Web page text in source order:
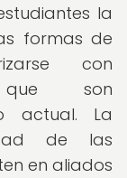
la
formas de
con
que son
actual. La
de las
en aliados